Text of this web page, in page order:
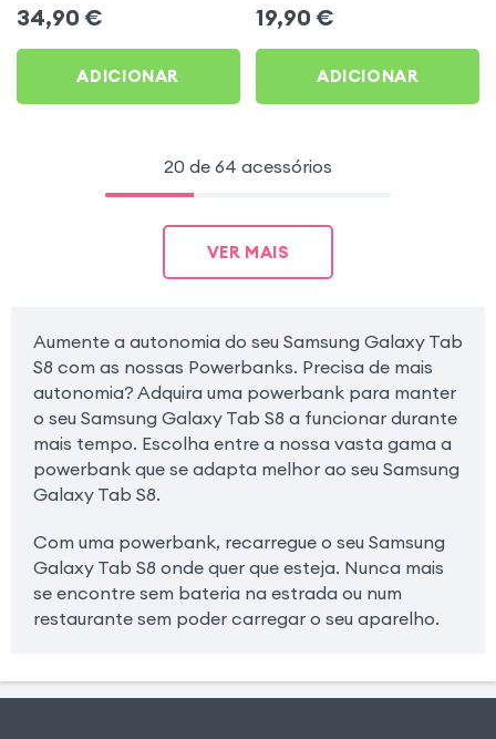
34,90 €
ADICIONAR
19,90 €
ADICIONAR
20 de 64 acessórios
VER MAIS
Aumente a autonomia do seu Samsung Galaxy Tab
S8 com as nossas Powerbanks. Precisa de mais
autonomia? Adquira uma powerbank para manter
o seu Samsung Galaxy Tab S8 a funcionar durante
mais tempo. Escolha entre a nossa vasta gama a
powerbank que se adapta melhor ao seu Samsung
Galaxy Tab S8.
Com uma powerbank, recarregue o seu Samsung
Galaxy Tab S8 onde quer que esteja. Nunca mais
se encontre sem bateria na estrada ou num
restaurante sem poder carregar o seu aparelho.